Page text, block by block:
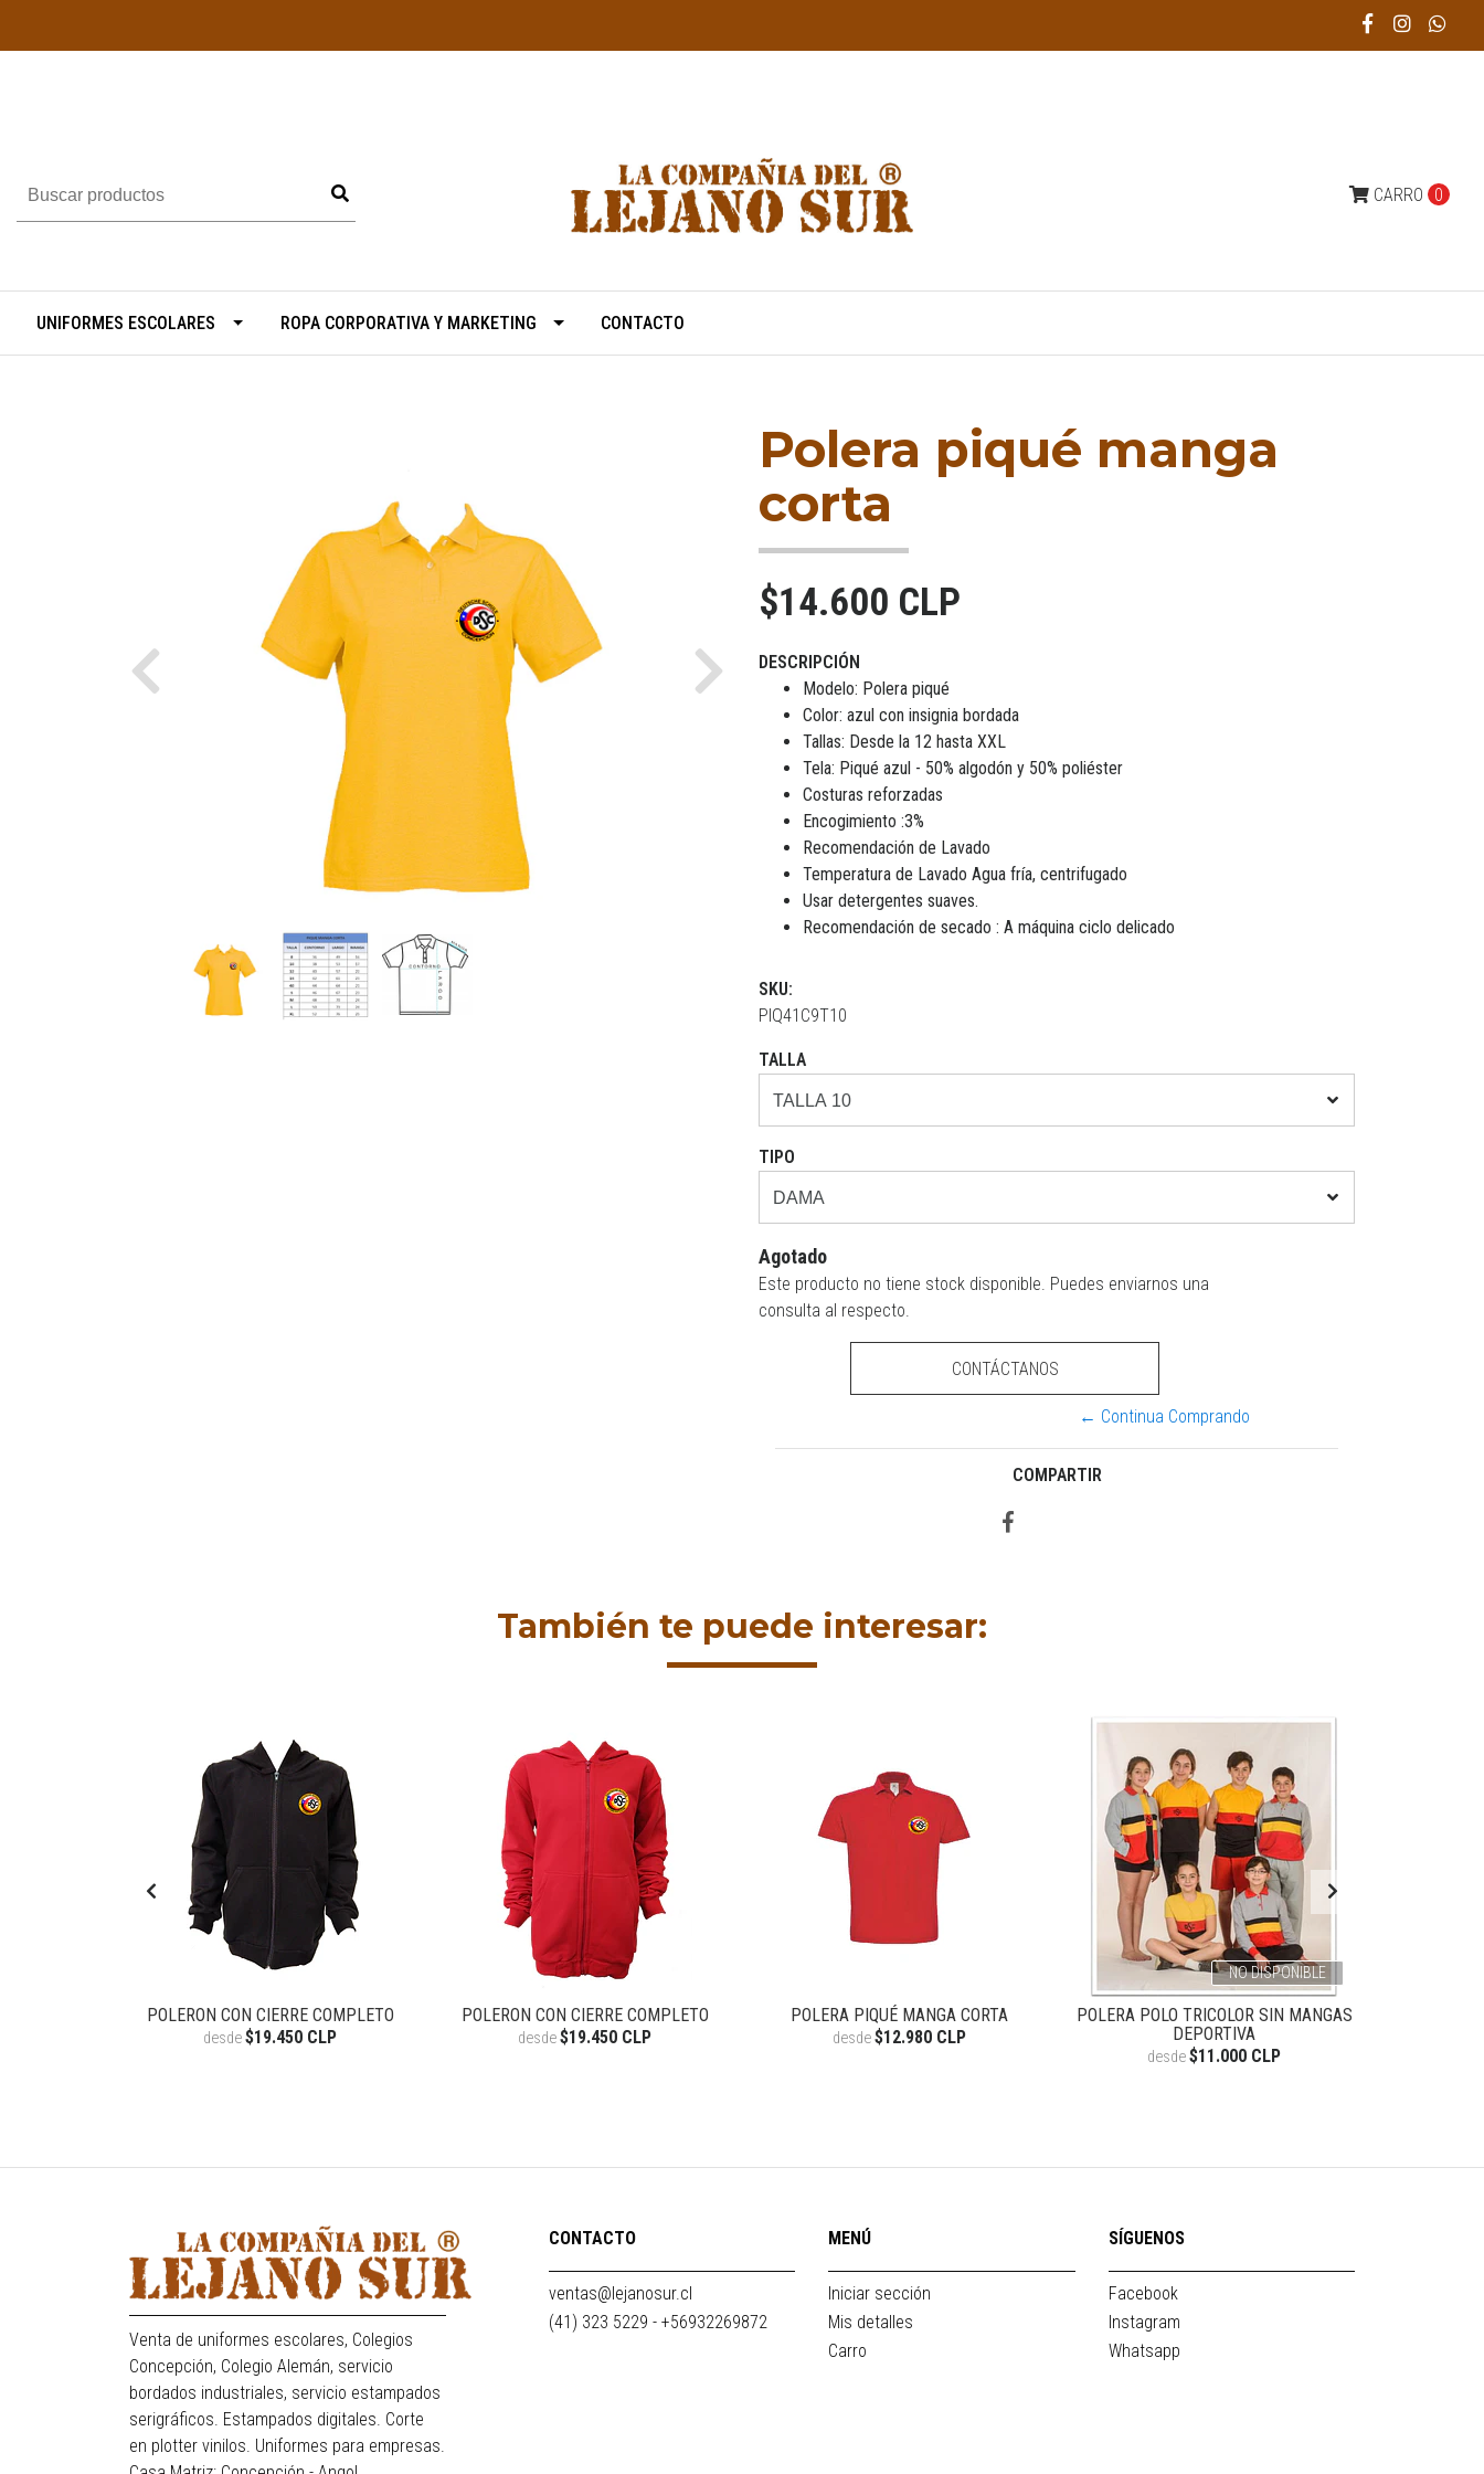
CARRO 0
UNIFORMES ESCOLARES ROPA CORPORATIVA Y MARKETING CONTACTO
Previous Next
Polera piqué manga
corta
$14.600 CLP
DESCRIPCIÓN
Modelo: Polera piqué
Color: azul con insignia bordada
Tallas: Desde la 12 hasta XXL
Tela: Piqué azul - 50% algodón y 50% poliéster
Costuras reforzadas
Encogimiento :3%
Recomendación de Lavado
Temperatura de Lavado Agua fría, centrifugado
Usar detergentes suaves.
Recomendación de secado : A máquina ciclo delicado
SKU:
PIQ41C9T10
TALLA
TIPO
Agotado
Este producto no tiene stock disponible. Puedes enviarnos una
consulta al respecto.
CONTÁCTANOS
← Continua Comprando
COMPARTIR
También te puede interesar:
POLERON CON CIERRE COMPLETO
desde$19.450 CLP
POLERON CON CIERRE COMPLETO
desde$19.450 CLP
POLERA PIQUÉ MANGA CORTA
desde$12.980 CLP
NO DISPONIBLE
POLERA POLO TRICOLOR SIN MANGAS
DEPORTIVA
desde$11.000 CLP
Venta de uniformes escolares, Colegios
Concepción, Colegio Alemán, servicio
bordados industriales, servicio estampados
serigráficos. Estampados digitales. Corte
en plotter vinilos. Uniformes para empresas.
CONTACTO
ventas@lejanosur.cl
(41) 323 5229 - +56932269872
MENÚ
Iniciar sección
Mis detalles
Carro
SÍGUENOS
Facebook
Instagram
Whatsapp